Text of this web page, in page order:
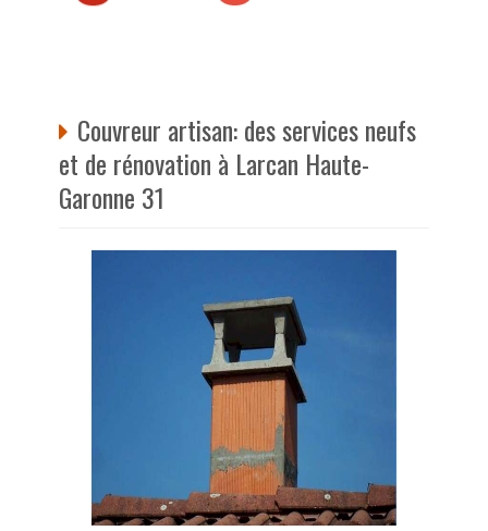
Couvreur artisan: des services neufs
et de rénovation à Larcan Haute-
Garonne 31